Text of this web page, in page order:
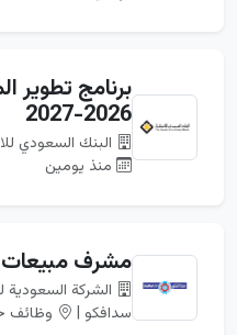
برنامج تطوير
2026-2027
البنك السعودي
منذ يومين
مشرف مبيعات
الشركة السعودية
سدافكو |
وظائف